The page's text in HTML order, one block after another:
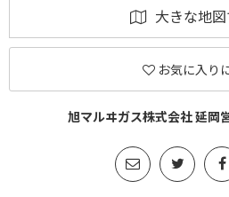
大きな地
お気に入り
旭マルヰガス株式会社 延岡